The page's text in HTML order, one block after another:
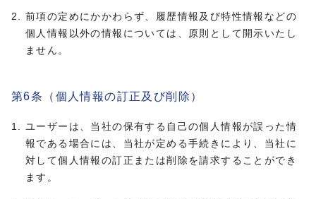
前項の定めにかかわらず、履歴情報及び特性情報などの
個人情報以外の情報については、原則として開示いたし
ません。
第6条（個人情報の訂正及び削除）
ユーザーは、当社の保有する自己の個人情報が誤った情
報である場合には、当社が定める手続きにより、当社に
対して個人情報の訂正または削除を請求することができ
ます。